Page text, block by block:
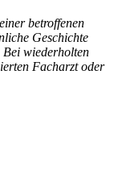
betrof­fe­nen
Geschich­te
Bei wie­der­hol­ten
Fach­arzt oder